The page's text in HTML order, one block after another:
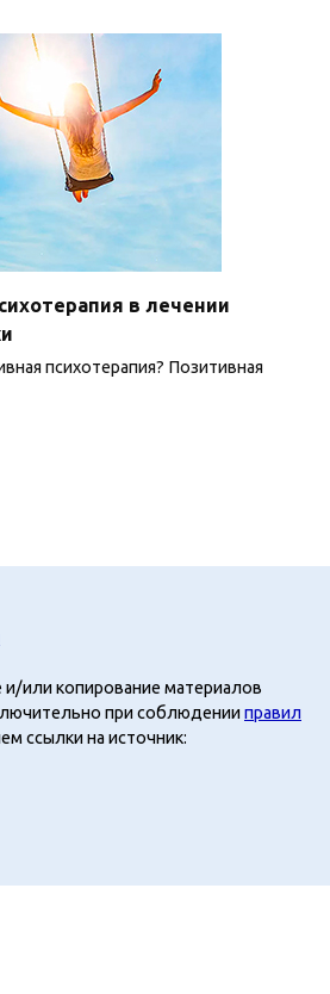
в лечении
психотерапия? Позитивная
или копирование материалов
при соблюденииправил
ссылки на источник: